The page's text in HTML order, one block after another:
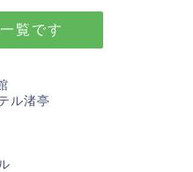
覧です
ル渚亭